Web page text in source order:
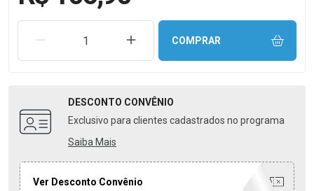
REMOVER UMA UNIDADEAUMENTAR UMA UNIDADE
COMPRAR
DESCONTO CONVÊNIO
Exclusivo para clientes cadastrados no programa
Saiba Mais
Ver Desconto Convênio